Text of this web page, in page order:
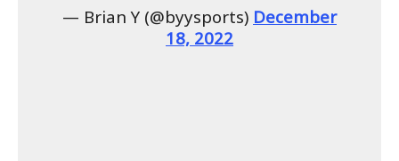
— Brian Y (@byysports) December
18, 2022